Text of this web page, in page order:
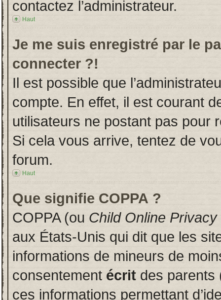
contactez l’administrateur.
Haut
Je me suis enregistré par le
connecter ?!
Il est possible que
compte. En effet, il est courant
utilisateurs ne postant pas pour
Si cela vous arrive, tentez de
forum.
Haut
Que signifie COPPA ?
COPPA (ou Child Online
aux États-Unis qui dit que les
informations de mineurs de
consentement écrit des parents
ces informations permettant